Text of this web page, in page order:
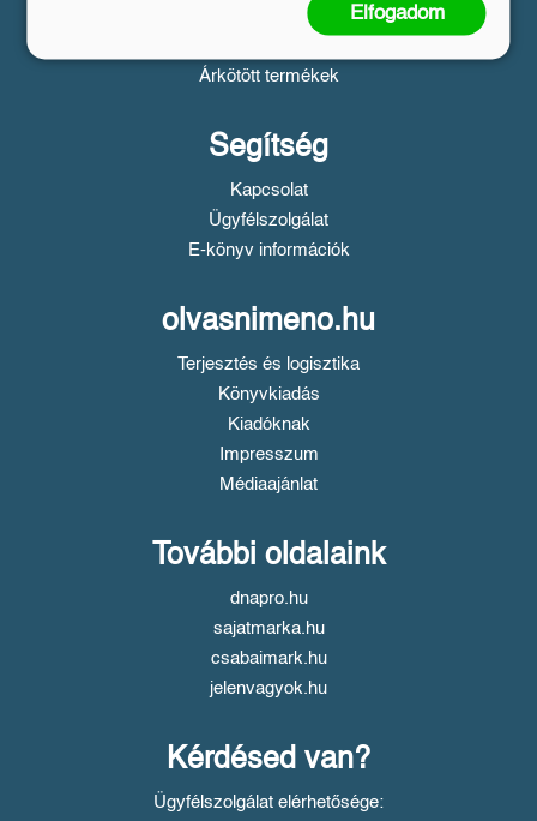
Adatvédelem
Árkötött termékek
Segítség
Kapcsolat
Ügyfélszolgálat
E-könyv információk
olvasnimeno.hu
Terjesztés és logisztika
Könyvkiadás
Kiadóknak
Impresszum
Médiaajánlat
További oldalaink
dnapro.hu
sajatmarka.hu
csabaimark.hu
jelenvagyok.hu
Kérdésed van?
Ügyfélszolgálat elérhetősége:
Elfogadom